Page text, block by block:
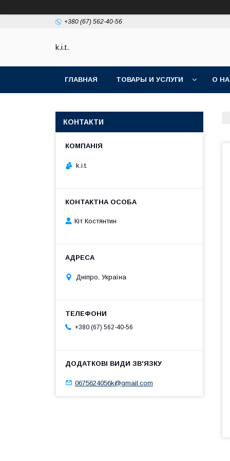
+380 (67) 562-40-56
k.i.t.
ГЛАВНАЯ ТОВАРЫ И УСЛУГИ О
КОНТАКТИ
k.i.t.
Кіт Костянтин
Дніпро, Україна
+380 (67) 562-40-56
0675624056k@gmail.com